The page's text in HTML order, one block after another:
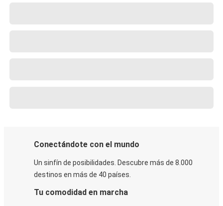
Conectándote con el mundo
Un sinfín de posibilidades. Descubre más de 8.000
destinos en más de 40 países.
Tu comodidad en marcha